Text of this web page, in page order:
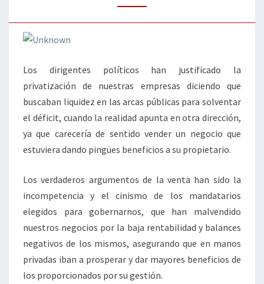
LA
PRIVATIZACIÓN
Los dirigentes políticos han justificado la
privatización de nuestras empresas diciendo que
buscaban liquidez en las arcas públicas para solventar
el déficit, cuando la realidad apunta en otra dirección,
ya que carecería de sentido vender un negocio que
estuviera dando pingües beneficios a su propietario.
Los verdaderos argumentos de la venta han sido la
incompetencia y el cinismo de los mandatarios
elegidos para gobernarnos, que han malvendido
nuestros negocios por la baja rentabilidad y balances
negativos de los mismos, asegurando que en manos
privadas iban a prosperar y dar mayores beneficios de
los proporcionados por su gestión.